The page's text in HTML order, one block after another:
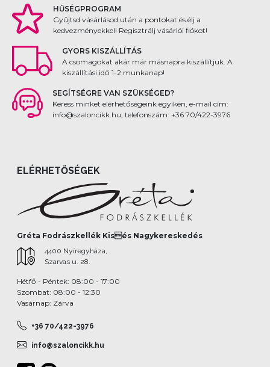
HŰSÉGPROGRAM
Gyűjtsd vásárlásod után a pontokat és élj a
kedvezményekkel! Regisztrálj vásárlói fiókot!
GYORS KISZÁLLÍTÁS
A csomagokat akár már másnapra kiszállítjuk. A
kiszállítási idő 1-2 munkanap!
SEGÍTSÉGRE VAN SZÜKSÉGED?
Keress minket elérhetőségeink egyikén, e-mail cím:
info@szaloncikk.hu, telefonszám: +36 70/422-3976
ELÉRHETŐSÉGEK
Gréta Fodrászkellék Kisés Nagykereskedés
4400 Nyíregyháza,
Szarvas u. 28.
Hétfő - Péntek: 08:00 - 17:00
Szombat: 08:00 - 12:30
Vasárnap: Zárva
+36 70/422-3976
info@szaloncikk.hu